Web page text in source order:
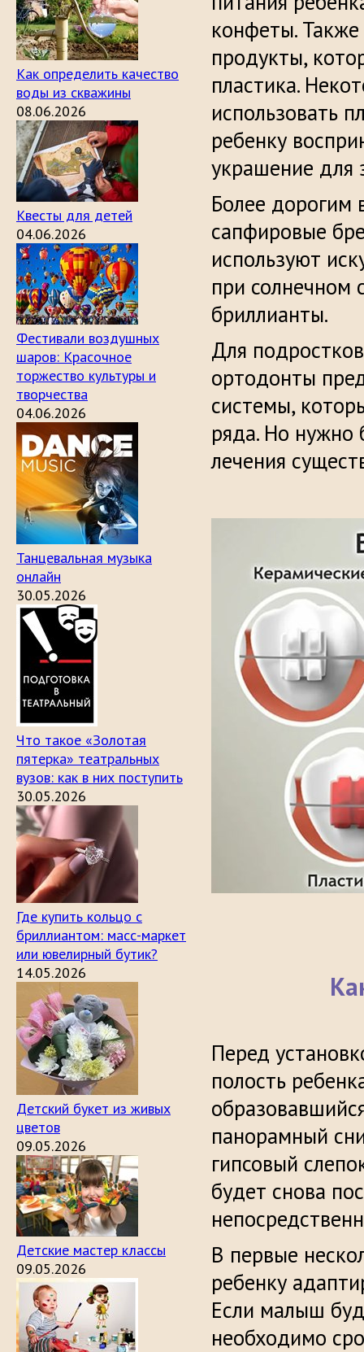
Как определить качество
воды из скважины
08.06.2026
Квесты для детей
04.06.2026
Фестивали воздушных
шаров: Красочное
торжество культуры и
творчества
04.06.2026
Танцевальная музыка
онлайн
30.05.2026
Что такое «Золотая
пятерка» театральных
вузов: как в них поступить
30.05.2026
Где купить кольцо с
бриллиантом: масс-маркет
или ювелирный бутик?
14.05.2026
Детский букет из живых
цветов
09.05.2026
Детские мастер классы
09.05.2026
конфеты.
продукты,
пластика.
использовать
ребенку
украшение для
Более дорогим
сапфировые
используют
при солнечном
бриллианты.
Для
ортодонты
системы,
ряда. Но нужно
лечения
Перед
полость
панорамный
гипсовый
будет снова
В первые
ребенку
Если малыш
необходимо